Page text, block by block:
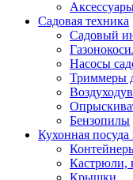
Садовая техника
Садовый
Насосы
Триммеры
Бензопилы
Кухонная
Кастрюли,
Крышки